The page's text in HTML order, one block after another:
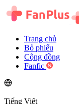
Trang chủ
Bỏ phiếu
Cộng đồng
Fanfic
Tiếng Việt